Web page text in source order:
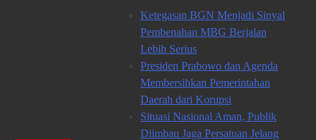
Ketegasan BGN Menjadi Sinyal
Pembenahan MBG Berjalan
Lebih Serius
Presiden Prabowo dan Agenda
Membersihkan Pemerintahan
Daerah dari Korupsi
Situasi Nasional Aman, Publik
Diimbau Jaga Persatuan Jelang